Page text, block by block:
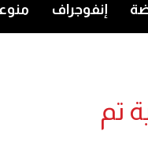
إنفوجراف
تم